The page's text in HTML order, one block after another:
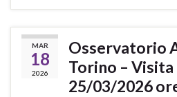
MAR
18
2026
Osservatorio
Torino –
25/03/2026